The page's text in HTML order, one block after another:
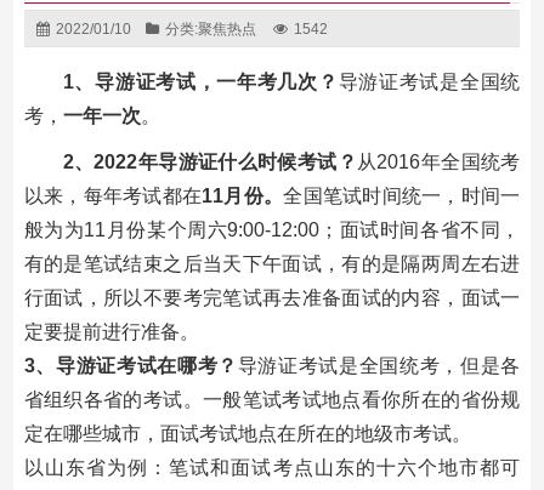
2022/01/10 分类:聚焦热点 1542
1、导游证考试，一年考几次？ 导游证考试是全国统
考， 一年一次。
2、2022年导游证什么时候考试？ 从2016年全国统考
以来，每年考试都在11月份。全国笔试时间统一，时间一
般为为11月份某个周六9:00-12:00；面试时间各省不同，
有的是笔试结束之后当天下午面试，有的是隔两周左右进
行面试，所以不要考完笔试再去准备面试的内容，面试一
定要提前进行准备。
3、导游证考试在哪考？ 导游证考试是全国统考，但是各
省组织各省的考试。一般笔试考试地点看你所在的省份规
定在哪些城市，面试考试地点在所在的地级市考试。
以山东省为例：笔试和面试考点山东的十六个地市都可